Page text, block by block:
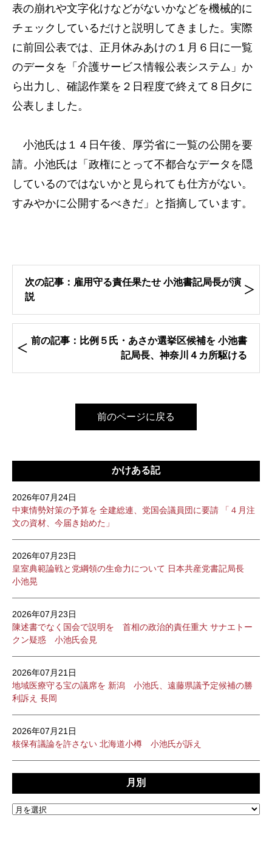
表の崩れや文字化けなどがないかなどを機械的に
チェックしているだけと説明してきました。実際
に前回公表では、正月休みあけの１月６日に一覧
のデータを「介護サービス情報公表システム」か
ら出力し、確認作業を２日程度で終えて８日夕に
公表しました。
小池氏は１４日午後、厚労省に一覧の公開を要
請。小池氏は「政権にとって不都合なデータを隠
しているのではないかと見られても仕方がない。
すみやかに公開するべきだ」と指摘しています。
次の記事：雇用守る責任果たせ 小池書記局長が演
説
前の記事：比例５氏・あさか選挙区候補を 小池書
記局長、神奈川４カ所駆ける
前のページに戻る
かけある記
2026年07月24日
中東情勢対策の予算を 全建総連、党国会議員団に要請 「４月注
文の資材、今届き始めた」
2026年07月23日
皇室典範論戦と党綱領の生命力について 日本共産党書記局長
小池晃
2026年07月23日
陳述書でなく国会で説明を 首相の政治的責任重大 サナエトー
クン疑惑 小池氏会見
2026年07月21日
地域医療守る宝の議席を 新潟 小池氏、遠藤県議予定候補の勝
利訴え 長岡
2026年07月21日
核保有議論を許さない 北海道小樽 小池氏が訴え
月別